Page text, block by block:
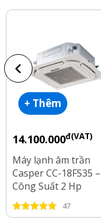
+ Thêm
14.100.000đ(VAT)
Máy lạnh âm trần
Casper CC-18FS35 –
Công Suất 2 Hp
47